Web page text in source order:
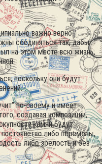
важно верно
соединяться так, дабы
на этом месте всю жизнь,
поскольку они будут
по-своему и имеет
создавая композиции,
камни будут
либо перемены,
либо зрелость и без